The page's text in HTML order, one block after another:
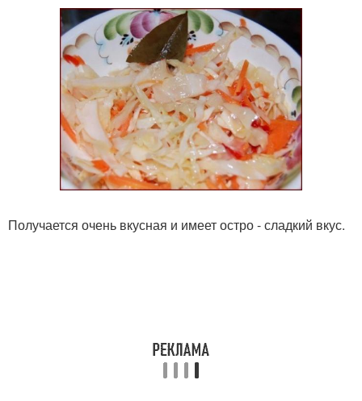
Получается очень вкусная и имеет остро - сладкий вкус.